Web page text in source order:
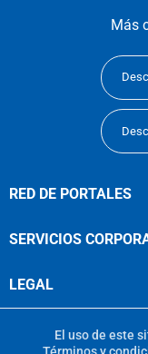
Más
RED DE PORTALES
SERVICIOS
LEGAL
El uso de este